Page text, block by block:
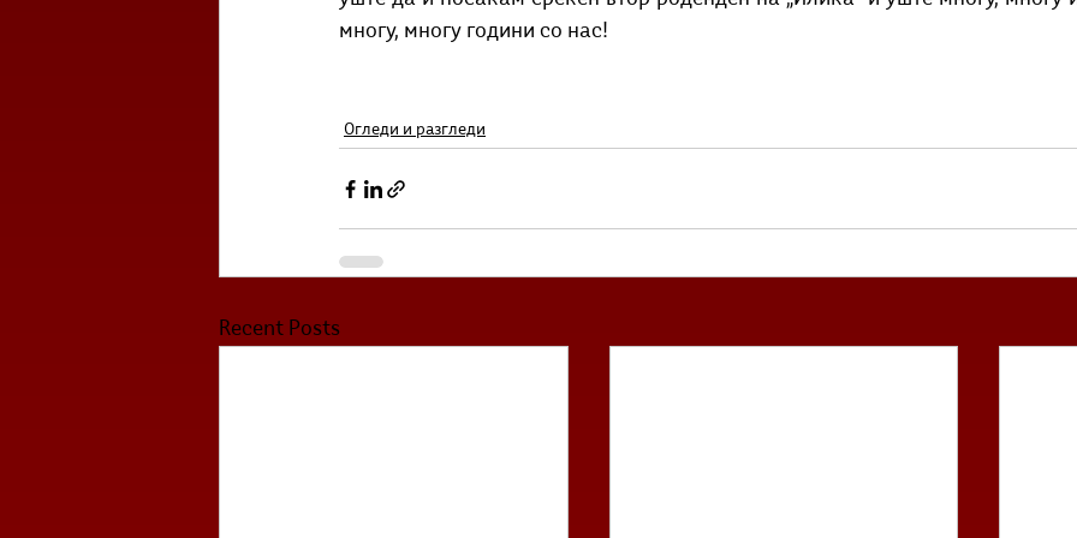
многу, многу години со нас!
Огледи и разгледи
Recent Posts